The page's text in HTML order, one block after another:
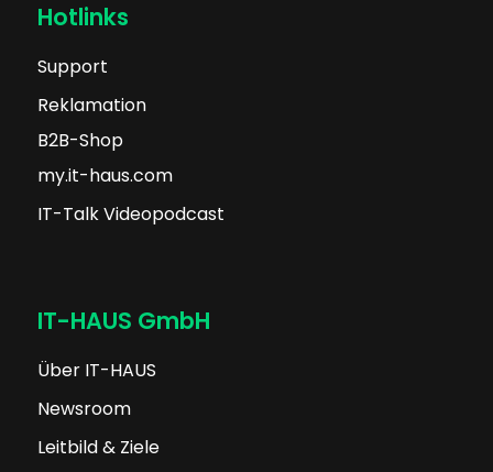
Hotlinks
Support
Reklamation
B2B-Shop
my.it-haus.com
IT-Talk Videopodcast
IT-HAUS GmbH
Über IT-HAUS
Newsroom
Leitbild & Ziele